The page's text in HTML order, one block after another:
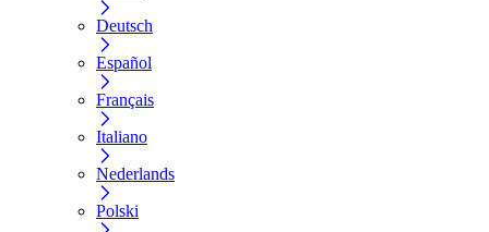
Deutsch
Español
Français
Italiano
Nederlands
Polski